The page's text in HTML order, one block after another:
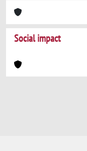
Social impact